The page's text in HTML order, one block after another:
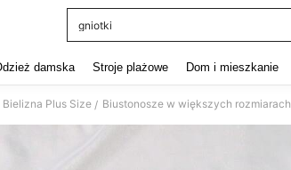
gniotki
damska Stroje plażowe Dom i mieszkanie
Bielizna Plus Size / Biustonosze w większych rozmiarach